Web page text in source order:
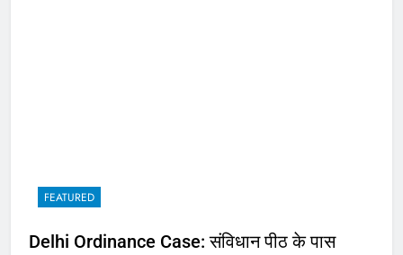
FEATURED
Delhi Ordinance Case: संविधान पीठ के पास